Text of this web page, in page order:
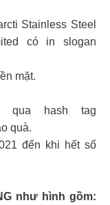
Stainless Steel
có in slogan
mặt.
qua hash tag
quà.
đến khi hết số
như hình gồm: